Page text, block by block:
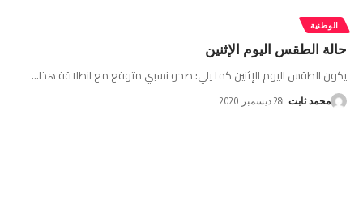
الوطنية
حالة الطقس اليوم الإثنين
يكون الطقس اليوم الإثنين كما يلي: صحو نسبي متوقع مع انطلاقة هذا…
محمد ثابت 28 ديسمبر 2020